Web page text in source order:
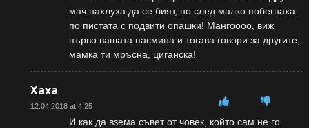
мач нахлуха да се бият, но след малко побегнаха
по пистата с подвити опашки! Мангоооо, виж
първо вашата пасмина и тогава говори за другите,
мамка ти мръсна, циганска!
Хаха
12.04.2018 at 4:25
И как да взема съвет от човек, който сам не го